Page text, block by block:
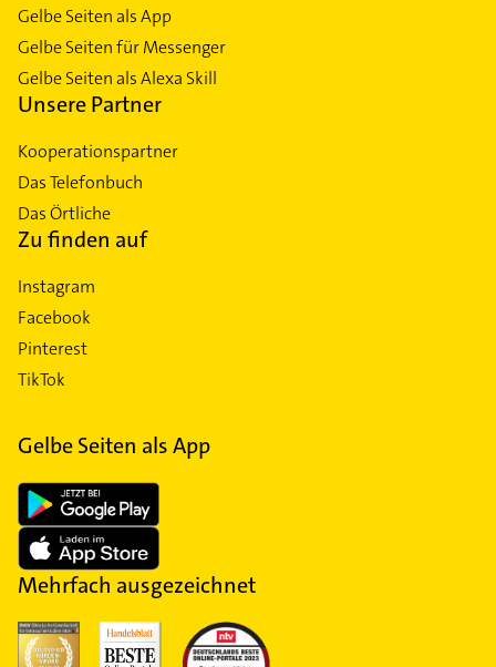
Gelbe Seiten als App
Gelbe Seiten für Messenger
Gelbe Seiten als Alexa Skill
Unsere Partner
Kooperationspartner
Das Telefonbuch
Das Örtliche
Zu finden auf
Instagram
Facebook
Pinterest
TikTok
Gelbe Seiten als App
Mehrfach ausgezeichnet